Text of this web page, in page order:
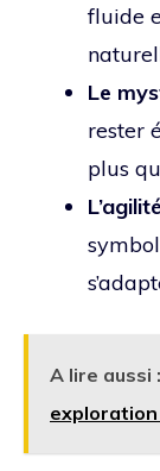
fluide
Le
rester
plus
A lire aussi :